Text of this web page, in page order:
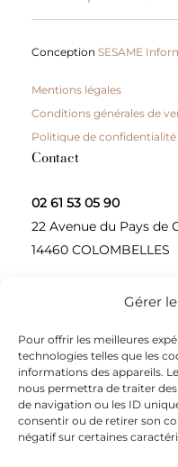
Gérer
Pour offrir les meilleures
technologies telles que les
informations des appareils.
nous permettra de traiter
de navigation ou les ID
consentir ou de retirer son
négatif sur certaines
ConceptionSESAME
Mentions légales
Conditions générales de
Politique de confidentialité
Contact
02 61 53 05 90
22 Avenue du Pays de
14460 COLOMBELLES
Contactez-nous
A propos
Une entreprise à taille
fournisseur de
les restaurateurs, dont